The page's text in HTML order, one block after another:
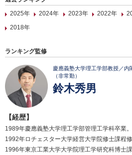
2025年
2024年 2023年 2022年
2018年
ランキング監修
慶應義塾大学理工学部教授／
（非常勤）
鈴木秀男
【経歴】
1989年慶應義塾大学理工学部管理工学科卒業。
1992年ロチェスター大学経営大学院修士課程修
1996年東京工業大学大学院理工学研究科博士